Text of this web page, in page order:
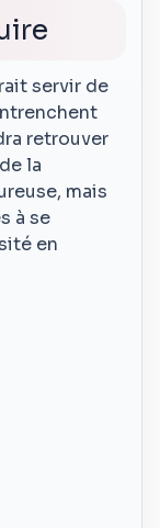
servir de
retrouver
la
mais
à se
en